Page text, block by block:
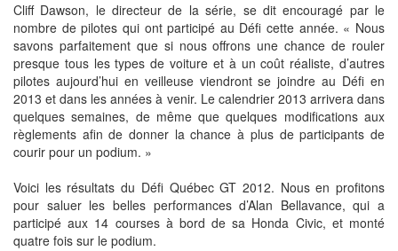
Cliff Dawson, le directeur de la série, se dit encouragé par le
nombre de pilotes qui ont participé au Défi cette année. « Nous
savons parfaitement que si nous offrons une chance de rouler
presque tous les types de voiture et à un coût réaliste, d’autres
pilotes aujourd’hui en veilleuse viendront se joindre au Défi en
2013 et dans les années à venir. Le calendrier 2013 arrivera dans
quelques semaines, de même que quelques modifications aux
règlements afin de donner la chance à plus de participants de
courir pour un podium. »
Voici les résultats du Défi Québec GT 2012. Nous en profitons
pour saluer les belles performances d’Alan Bellavance, qui a
participé aux 14 courses à bord de sa Honda Civic, et monté
quatre fois sur le podium.